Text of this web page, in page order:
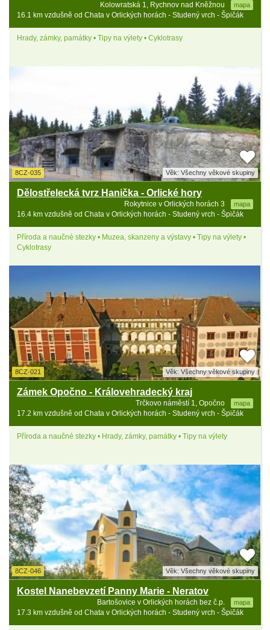
Kolowratská 1, Rychnov nad Kněžnou mapa
16.1 km vzdušně od Chata v Orlických horách - Studený vrch - Špičák
Hrady, zámky, památky • Tipy na výlety • Cyklotrasy
8CZ-035 Věk: Všechny věkové skupiny
Dělostřelecká tvrz Hanička - Orlické hory
Rokytnice v Orlických horách 3 mapa
16.4 km vzdušně od Chata v Orlických horách - Studený vrch - Špičák
Příroda a naučné stezky • Muzea, skanzeny a výstavy • Tipy na výlety •
Cyklotrasy
8CZ-021 Věk: Všechny věkové skupiny
Zámek Opočno - Královehradecký kraj
Trčkovo náměstí 1, Opočno mapa
17.2 km vzdušně od Chata v Orlických horách - Studený vrch - Špičák
Příroda a naučné stezky • Hrady, zámky, památky • Tipy na výlety
8CZ-046 Věk: Všechny věkové skupiny
Kostel Nanebevzetí Panny Marie - Neratov
Bartošovice v Orlických horách bez č.p. mapa
17.3 km vzdušně od Chata v Orlických horách - Studený vrch - Špičák